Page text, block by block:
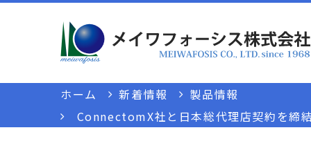
ホーム 新着情報
製品情報
ConnectomX社と日本総代理店契約を締